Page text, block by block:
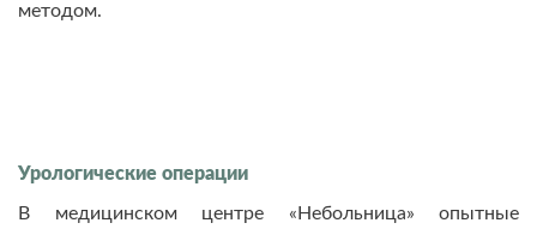
методом.
Урологические операции
В медицинском центре «Небольница» опытные